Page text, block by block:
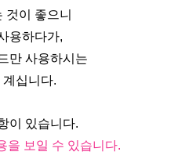
것이 좋으니
용하다가,
만 사용하시는
계십니다.
이 있습니다.
을 보일 수 있습니다.